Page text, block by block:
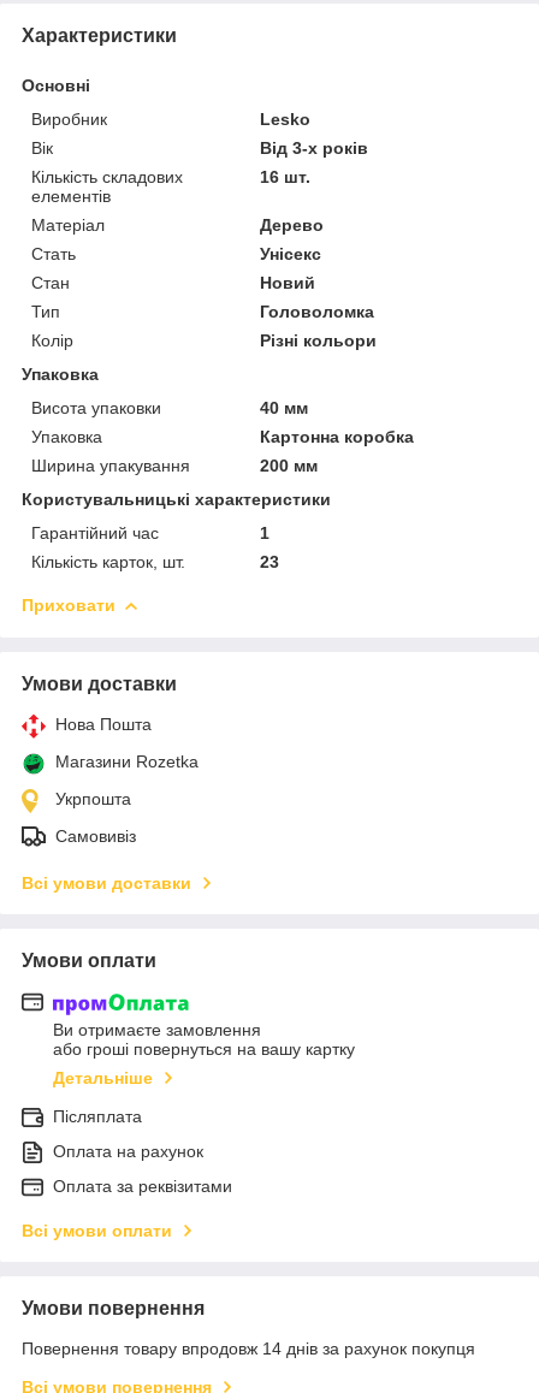
Характеристики
Основні
Виробник
Lesko
Вік
Від 3-х років
Кількість складових
елементів
16 шт.
Матеріал
Дерево
Стать
Унісекс
Стан
Новий
Тип
Головоломка
Колір
Різні кольори
Упаковка
Висота упаковки
40 мм
Упаковка
Картонна коробка
Ширина упакування
200 мм
Користувальницькі характеристики
Гарантійний час
1
Кількість карток, шт.
23
Приховати
Умови доставки
Нова Пошта
Магазини Rozetka
Укрпошта
Самовивіз
Всі умови доставки
Умови оплати
Ви отримаєте замовлення
або гроші повернуться на вашу картку
Детальніше
Післяплата
Оплата на рахунок
Оплата за реквізитами
Всі умови оплати
Умови повернення
Повернення товару впродовж 14 днів за рахунок покупця
Всі умови повернення